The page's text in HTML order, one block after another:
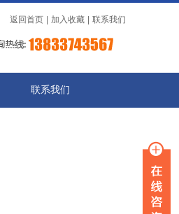
返回首页 加入收藏 联系我们
联系我们